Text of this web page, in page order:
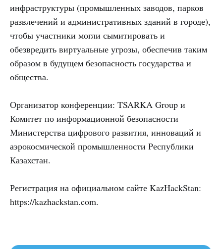
инфраструктуры (промышленных заводов, парков
развлечений и административных зданий в городе),
чтобы участники могли сымитировать и
обезвредить виртуальные угрозы, обеспечив таким
образом в будущем безопасность государства и
общества.
Организатор конференции: TSARKA Group и
Комитет по информационной безопасности
Министерства цифрового развития, инноваций и
аэрокосмической промышленности Республики
Казахстан.
Регистрация на официальном сайте KazHackStan:
https://kazhackstan.com.